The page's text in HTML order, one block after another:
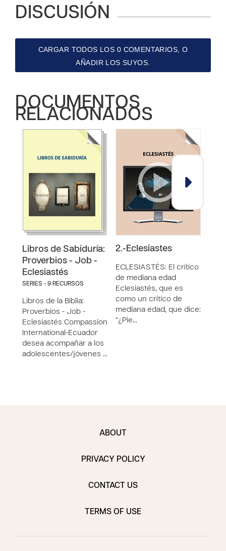
DISCUSIÓN
CARGAR TODOS LOS 0 COMENTARIOS, O
AÑADIR LOS SUYOS.
DOCUMENTOS
RELACIONADOS
Libros de Sabiduría:
Proverbios - Job -
Eclesiastés
SERIES - 9 RECURSOS
Libros de la Biblia:
Proverbios - Job -
Eclesiastés Compassion
International-Ecuador
desea acompañar a los
adolescentes/jóvenes …
2.-Eclesiastes
ECLESIASTÉS: El crítico
de mediana edad
Eclesiastés, que es
como un crítico de
mediana edad, que dice:
“¿Pie…
ABOUT
PRIVACY POLICY
CONTACT US
TERMS OF USE